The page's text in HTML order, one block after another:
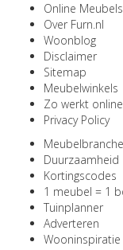
Online Meubels
Over Furn.nl
Woonblog
Disclaimer
Sitemap
Meubelwinkels
Zo werkt
Privacy Policy
Duurzaamheid
Kortingscodes
1 meubel = 1
Tuinplanner
Adverteren
Wooninspiratie